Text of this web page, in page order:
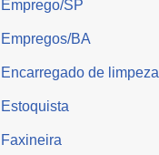
Emprego/SP
Empregos/BA
Encarregado de limpeza
Estoquista
Faxineira